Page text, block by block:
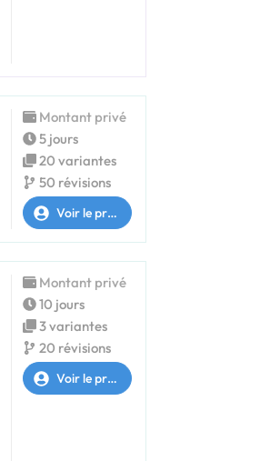
Montant privé
5 jours
20 variantes
50 révisions
Voir le profil
Montant privé
10 jours
3 variantes
20 révisions
Voir le profil